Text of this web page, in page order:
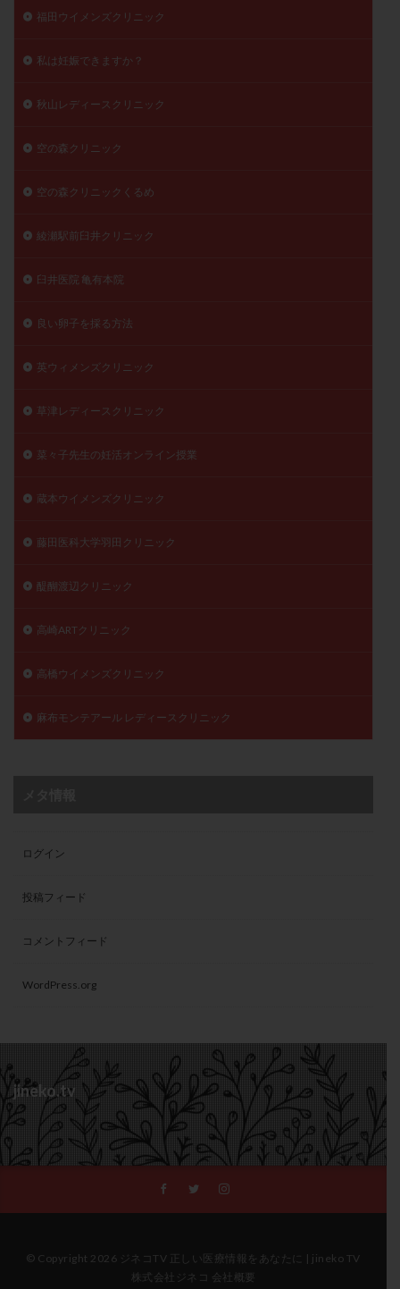
福田ウイメンズクリニック
私は妊娠できますか？
秋山レディースクリニック
空の森クリニック
空の森クリニックくるめ
綾瀬駅前臼井クリニック
臼井医院 亀有本院
良い卵子を採る方法
英ウィメンズクリニック
草津レディースクリニック
菜々子先生の妊活オンライン授業
蔵本ウイメンズクリニック
藤田医科大学羽田クリニック
醍醐渡辺クリニック
高崎ARTクリニック
高橋ウイメンズクリニック
麻布モンテアール レディースクリニック
ログイン
投稿フィード
コメントフィード
WordPress.org
jineko.tv
© Copyright 2026 ジネコTV 正しい医療情報をあなたに | jineko TV
株式会社ジネコ 会社概要